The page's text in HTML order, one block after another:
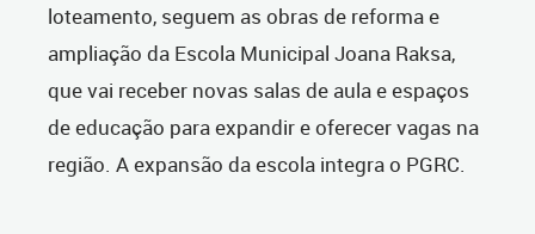
loteamento, seguem as obras de reforma e
ampliação da Escola Municipal Joana Raksa,
que vai receber novas salas de aula e espaços
de educação para expandir e oferecer vagas na
região. A expansão da escola integra o PGRC.